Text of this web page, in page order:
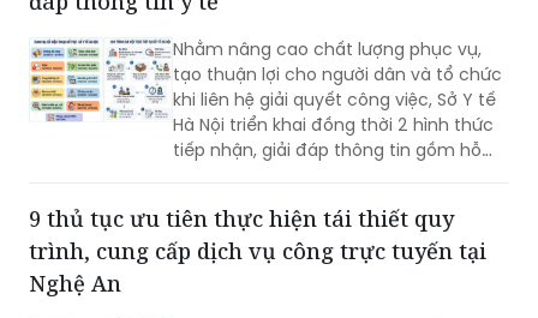
Nhằm nâng cao chất lượng phục vụ,
tạo thuận lợi cho người dân và tổ chức
khi liên hệ giải quyết công việc, Sở Y tế
Hà Nội triển khai đồng thời 2 hình thức
tiếp nhận, giải đáp thông tin gồm hỗ
9 thủ tục ưu tiên thực hiện tái thiết quy
trình, cung cấp dịch vụ công trực tuyến tại
Nghệ An